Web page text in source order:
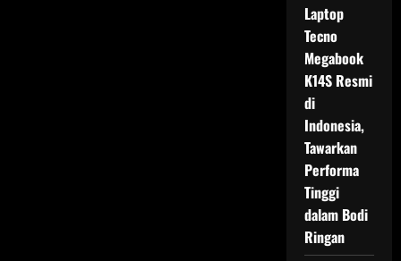
Laptop
Tecno
Megabook
K14S Resmi
di
Indonesia,
Tawarkan
Performa
Tinggi
dalam Bodi
Ringan